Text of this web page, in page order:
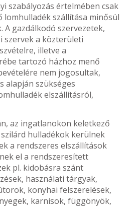
szabályozás értelmében csak
lomhulladék szállítása minősül
A gazdálkodó szervezetek,
szervek a közterületi
illetve a
tartozó házhoz menő
nem jogosultak,
alapján szükséges
elszállításról,
az ingatlanokon keletkező
hulladékok kerülnek
a rendszeres elszállítások
el a rendszeresített
pl. kidobásra szánt
használati tárgyak,
konyhai felszerelések,
karnisok, függönyök,